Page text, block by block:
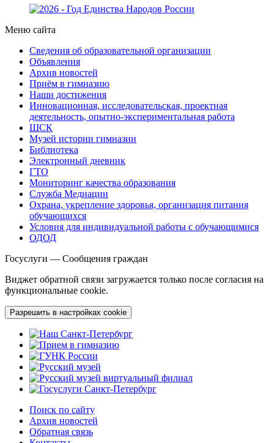
Меню сайта
Сведения об образовательной организации
Объявления
Архив новостей
Приём в гимназию
Наши достижения
Инновационная, исследовательская, проектная
деятельность, опытно-экспериментальная работа
ШСК
Музей истории гимназии
Библиотека
Электронный дневник
ГТО
Мониторинг качества образования
Служба Медиации
Охрана, укрепление здоровья, организация питания
обучающихся
Условия для индивидуальной работы с обучающимися
ОДОД
Госуслуги — Сообщения граждан
Виджет обратной связи загружается только после согласия на
функциональные cookie.
Разрешить в настройках cookie
Поиск по сайту
Архив новостей
Обратная связь